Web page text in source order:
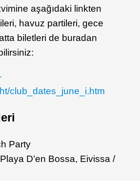
aşağıdaki linkten
havuz partileri, gece
biletleri de buradan
club_dates_june_i.htm
Party
D’en Bossa, Eivissa /